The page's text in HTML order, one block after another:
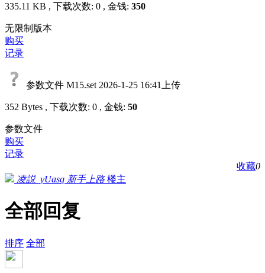
335.11 KB , 下载次数: 0 , 金钱: 350
无限制版本
购买
记录
参数文件 M15.set 2026-1-25 16:41上传
352 Bytes , 下载次数: 0 , 金钱: 50
参数文件
购买
记录
收藏0
凌説_yUasq 新手上路 楼主
全部回复
排序 全部